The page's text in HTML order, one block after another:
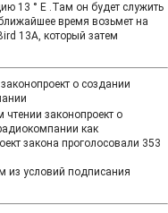
13 ° E .Там он будет служить
время возьмет на
13A, который затем
о создании
законопроект о
как
закона проголосовали 353
из условий подписания